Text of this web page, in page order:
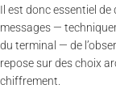
Il est donc essentiel
messages —
du terminal — de
repose sur des choix
chiffrement.